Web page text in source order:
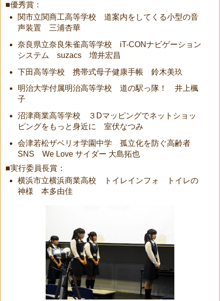
■優秀賞：
関市立関商工高等学校 道案内をしてくる小型の音
声装置 三浦杏華
奈良県立奈良朱雀高等学校 iT-CONナビゲーション
システム suzacs 増井宏昌
下田高等学校 携帯式母子健康手帳 鈴木美玖
明治大学付属明治高等学校 道の駅っ隊！ 井上楓
子
沼津商業高等学校 ３Dマッピングでネットショッ
ピングをもっと身近に 室伏なつみ
会津若松ザベリオ学園中学 孤立化を防ぐ高齢者
SNS We Love サイダー 大島拓也
■実行委員長賞：
横浜市立横浜商業高校 トイレインフォ トイレの
神様 本多由佳